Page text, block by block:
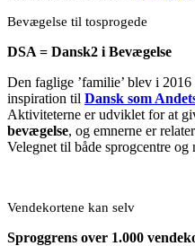
Bevægelse til tosprogede
DSA = Dansk2 i Bevægelse
Den faglige ’familie’ blev i
inspiration til Dansk som
Aktiviteterne er udviklet for at
bevægelse, og emnerne er
Velegnet til både sprogcentre og
Vendekortene kan selv
Sproggrens over 1.000